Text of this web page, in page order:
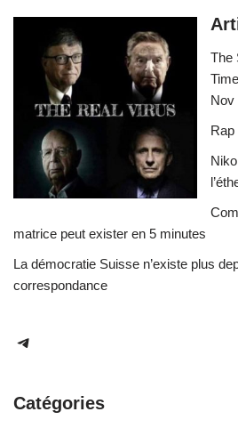
The
Nov
Rap
matrice peut exister en 5 minutes
La démocratie Suisse n’existe plus
correspondance
Catégories